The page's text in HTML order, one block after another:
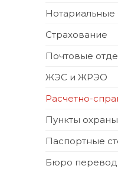
Страхование
Почтовые
ЖЭС и ЖРЭО
Расчетно-
Пункты
Паспортные
Бюро